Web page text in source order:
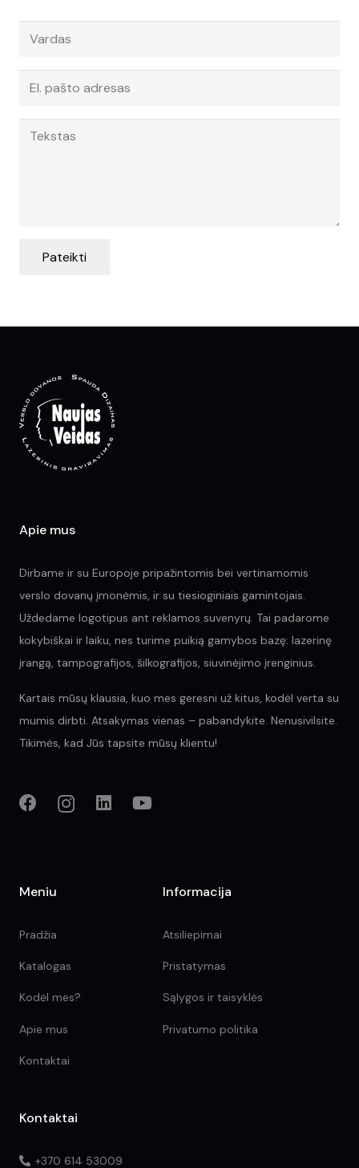
Pateikti
Apie mus
Dirbame ir su Europoje pripažintomis bei vertinamomis
verslo dovanų įmonėmis, ir su tiesioginiais gamintojais.
Uždedame logotipus ant reklamos suvenyrų. Tai padarome
kokybiškai ir laiku, nes turime puikią gamybos bazę: lazerinę
įrangą, tampografijos, šilkografijos, siuvinėjimo įrenginius.
Kartais mūsų klausia, kuo mes geresni už kitus, kodėl verta su
mumis dirbti. Atsakymas vienas – pabandykite. Nenusivilsite.
Tikimės, kad Jūs tapsite mūsų klientu!
Meniu
Pradžia
Katalogas
Kodėl mes?
Apie mus
Kontaktai
Informacija
Atsiliepimai
Pristatymas
Sąlygos ir taisyklės
Privatumo politika
Kontaktai
+370 614 53009